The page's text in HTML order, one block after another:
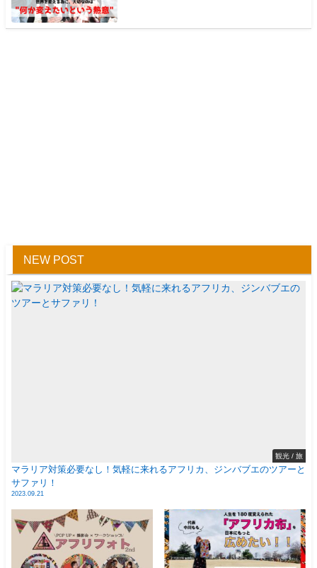
NEW POST
観光 / 旅
マラリア対策必要なし！気軽に来れるアフリカ、ジンバブエのツアーと
サファリ！
2023.09.21